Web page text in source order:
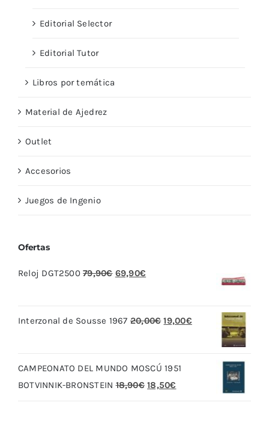
Editorial Selector
Editorial Tutor
Libros por temática
Material de Ajedrez
Outlet
Accesorios
Juegos de Ingenio
Ofertas
Reloj DGT2500 79,90€ El
era:
69,90€
es:
Interzonal de Sousse 1967 20,00€ El
era:
20,00€.
19,00€El
CAMPEONATO DEL MUNDO MOSCÚ 1951
BOTVINNIK-BRONSTEIN 18,90€ El
18,50€